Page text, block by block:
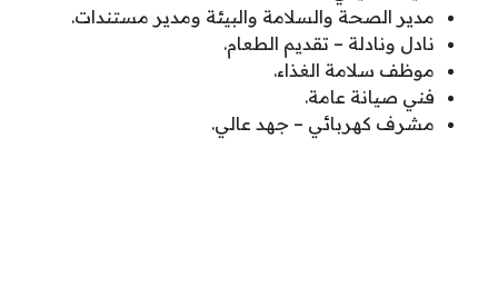
مدير الصحة والسلامة والبيئة ومدير مستندات.
نادل ونادلة – تقديم الطعام.
موظف سلامة الغذاء.
فني صيانة عامة.
مشرف كهربائي – جهد عالي.